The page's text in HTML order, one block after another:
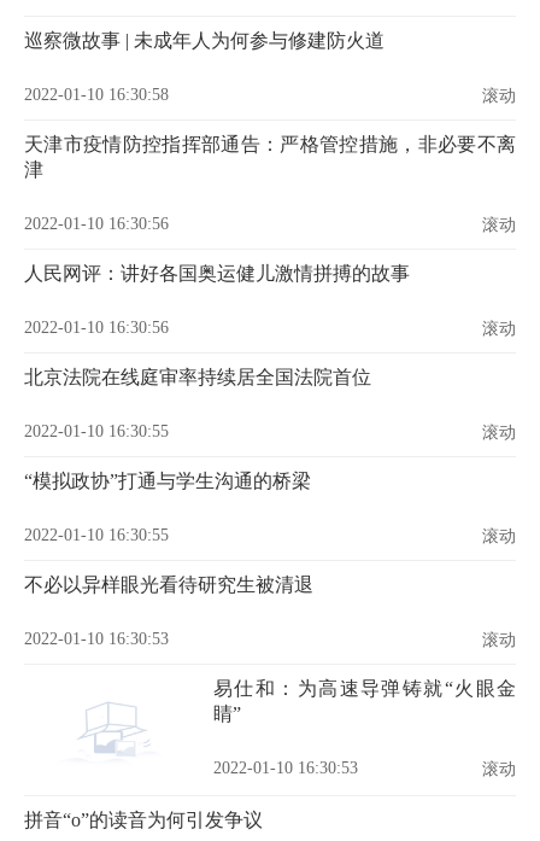
巡察微故事 | 未成年人为何参与修建防火道
2022-01-10 16:30:58 滚动
天津市疫情防控指挥部通告：严格管控措施，非必要不离
津
2022-01-10 16:30:56 滚动
人民网评：讲好各国奥运健儿激情拼搏的故事
2022-01-10 16:30:56 滚动
北京法院在线庭审率持续居全国法院首位
2022-01-10 16:30:55 滚动
“模拟政协”打通与学生沟通的桥梁
2022-01-10 16:30:55 滚动
不必以异样眼光看待研究生被清退
2022-01-10 16:30:53 滚动
易仕和：为高速导弹铸就“火眼金
睛”
2022-01-10 16:30:53 滚动
拼音“o”的读音为何引发争议